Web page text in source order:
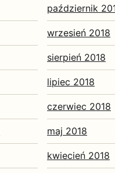
październik
wrzesień 2018
sierpień 2018
lipiec 2018
czerwiec 2018
maj 2018
kwiecień 2018